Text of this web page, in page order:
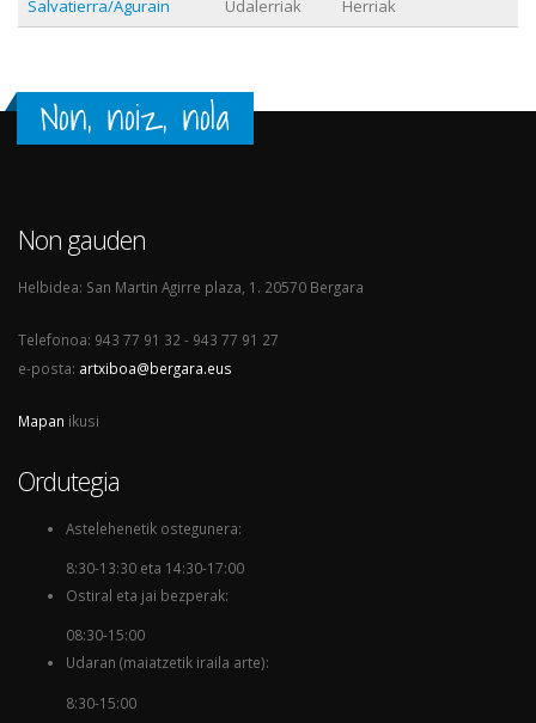
Salvatierra/Agurain
Udalerriak Herriak
Non, noiz, nola
Non gauden
Helbidea: San Martin Agirre plaza, 1. 20570 Bergara
Telefonoa: 943 77 91 32 - 943 77 91 27
e-posta: artxiboa@bergara.eus
Mapan ikusi
Ordutegia
Astelehenetik ostegunera:
8:30-13:30 eta 14:30-17:00
Ostiral eta jai bezperak:
08:30-15:00
Udaran (maiatzetik iraila arte):
8:30-15:00